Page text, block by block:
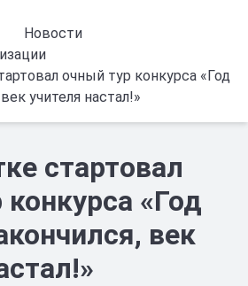
Новости
очный тур конкурса «Год
учителя настал!»
стартовал
«Год
век